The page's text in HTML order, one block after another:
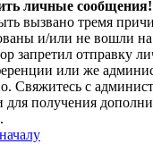
личные сообщения!
вызвано тремя
и/или не вошли
запретил отправку
или же
Свяжитесь с
для получения